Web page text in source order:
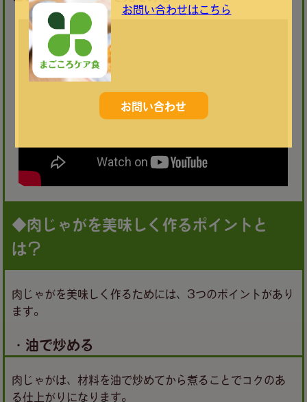
◆肉じゃがを美味しく作るポイントと
は？
肉じゃがを美味しく作るためには、3つのポイントがあり
ます。
・油で炒める
肉じゃがは、材料を油で炒めてから煮ることでコクのあ
る仕上がりになります。
お問い合わせはこちら
お問い合わせ